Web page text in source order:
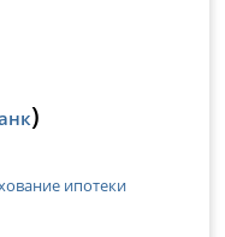
)
ипотеки